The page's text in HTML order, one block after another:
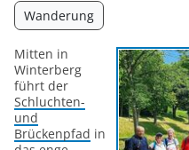
Wanderung
Mitten in
Winterberg
führt der
Schluchten-
und
Brückenpfad in